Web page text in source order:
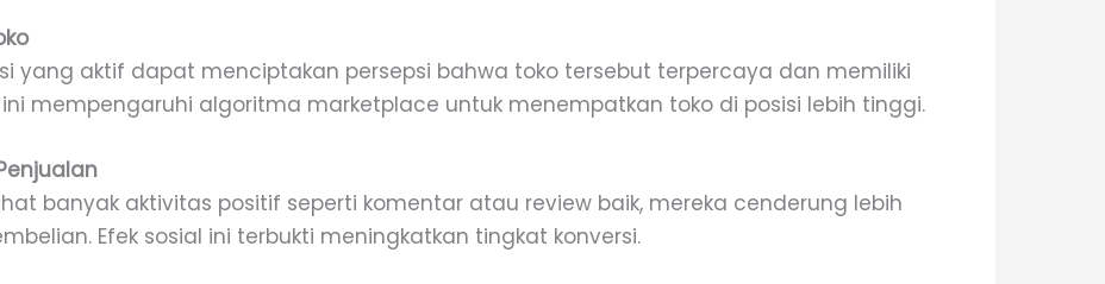
yang aktif dapat menciptakan persepsi bahwa toko tersebut terpercaya dan memiliki
mempengaruhi algoritma marketplace untuk menempatkan toko di posisi lebih tinggi.
banyak aktivitas positif seperti komentar atau review baik, mereka cenderung lebih
Efek sosial ini terbukti meningkatkan tingkat konversi.